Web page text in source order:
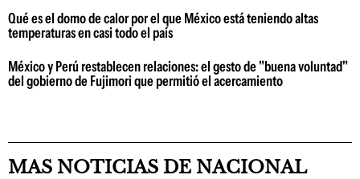
Qué es el domo de calor por el que México está teniendo altas
temperaturas en casi todo el país
México y Perú restablecen relaciones: el gesto de "buena voluntad"
del gobierno de Fujimori que permitió el acercamiento
MAS NOTICIAS DE NACIONAL